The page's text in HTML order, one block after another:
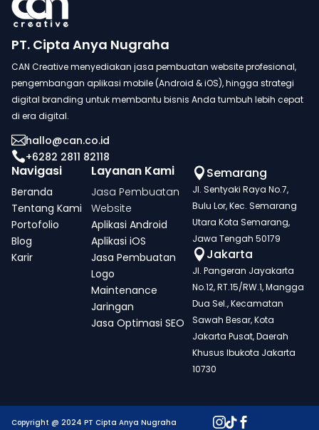
PT. Cipta Anya Nugraha
CAN Creative menyediakan jasa pembuatan website profesional,
pengembangan aplikasi mobile (Android & iOS), hingga strategi
digital branding untuk membantu bisnis Anda tumbuh lebih cepat
di era digital.
hallo@can.co.id
+6282 2811 82118
Navigasi
Beranda
Tentang Kami
Portofolio
Blog
Karir
Layanan Kami
Jasa Pembuatan
Website
Aplikasi Android
Aplikasi iOS
Jasa Pembuatan
Logo
Maintenance
Jaringan
Jasa Optimasi SEO
 Semarang
Jl. Sentyaki Raya No.7,
Bulu Lor, Kec. Semarang
Utara Kota Semarang,
Jawa Tengah 50179
 Jakarta
Jl. Pangeran Jayakarta
No.12, RT.15/RW.1, Mangga
Dua Sel., Kecamatan
Sawah Besar, Kota
Jakarta Pusat, Daerah
Khusus Ibukota Jakarta
10730
Copyright @ 2024 PT Cipta Anya Nugraha 